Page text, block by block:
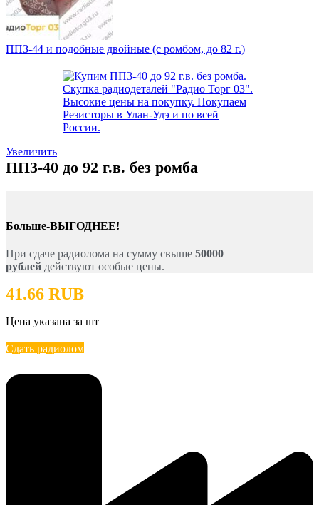
ППЗ-44 и подобные двойные (с ромбом, до 82 г.)
Увеличить
ПП3-40 до 92 г.в. без ромба
Больше-ВЫГОДНЕЕ!
При сдаче радиолома на сумму свыше 50000
рублей действуют особые цены.
41.66 RUB
Цена указана за шт
Сдать радиолом